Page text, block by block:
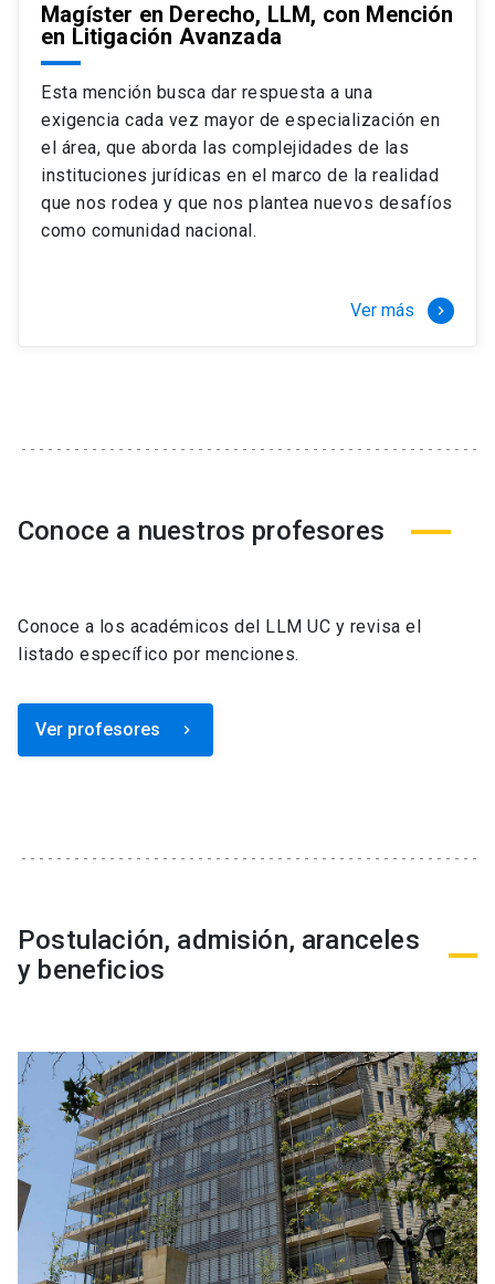
Magíster en Derecho, LLM, con Mención
en Litigación Avanzada
Esta mención busca dar respuesta a una
exigencia cada vez mayor de especialización en
el área, que aborda las complejidades de las
instituciones jurídicas en el marco de la realidad
que nos rodea y que nos plantea nuevos desafíos
como comunidad nacional.
Ver más keyboard_arrow_right
Conoce a nuestros profesores
Conoce a los académicos del LLM UC y revisa el
listado específico por menciones.
Ver profesores keyboard_arrow_right
Postulación, admisión, aranceles
y beneficios